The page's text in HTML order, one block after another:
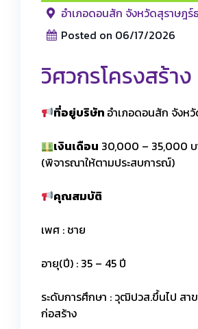
อำเภอดอนสัก จังหวัดสุราษฎร์
Posted on 06/17/2026
วิศวกรโครงสร้าง
ที่อยู่บริษัท อำเภอดอนสัก จังห
เงินเดือน 30,000 – 35,000
(พิจารณาให้ตามประสบการณ์)
คุณสมบัติ
เพศ : ชาย
อายุ(ปี) : 35 – 45 ปี
ระดับการศึกษา : วุฒิปวส.ขึ้นไป สา
ก่อสร้าง